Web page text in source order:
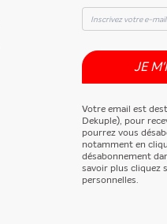
JE
Votre email est
Dekuple), pour
pourrez vous
notamment en
désabonnement
savoir plus cliquez
personnelles.